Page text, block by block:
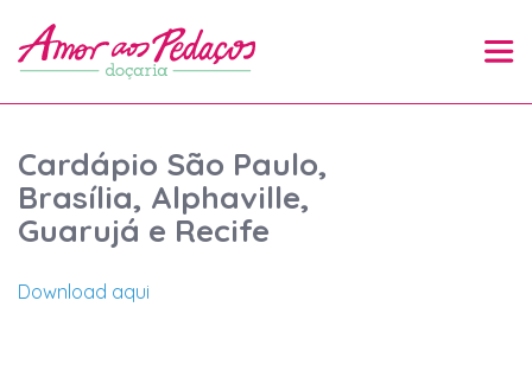
Cardápio São Paulo,
Brasília, Alphaville,
Guarujá e Recife
Download aqui